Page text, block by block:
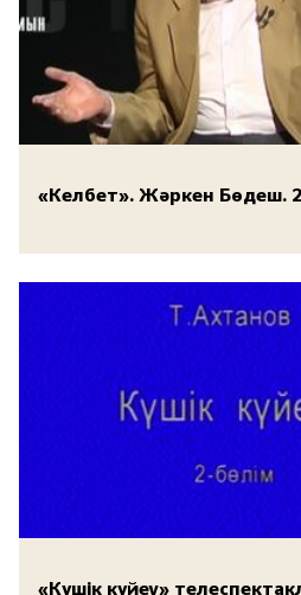
«Келбет». Жәркен Бөдеш.
«Күшік күйеу»